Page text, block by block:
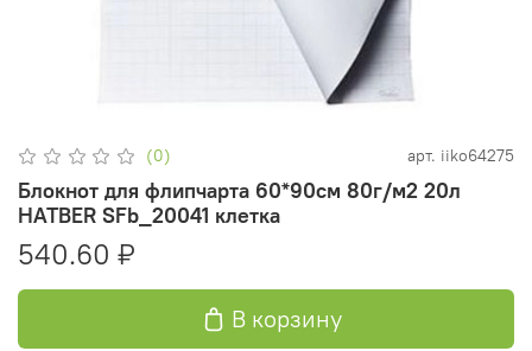
(0) арт. iiko64275
Блокнот для флипчарта 60*90см 80г/м2 20л
HATBER SFb_20041 клетка
540.60 ₽
В корзину